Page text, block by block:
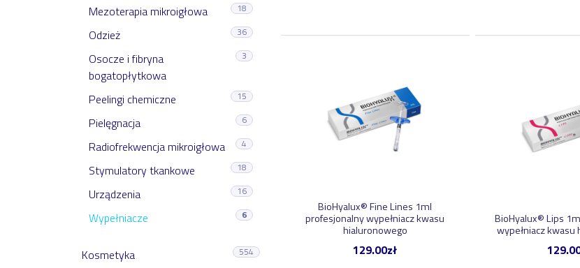
Mezoterapia mikroigłowa 18
Odzież 36
Osocze i fibryna
bogatopłytkowa
3
Peelingi chemiczne 15
Pielęgnacja 6
Radiofrekwencja mikroigłowa 4
Stymulatory tkankowe 18
Urządzenia 16
Wypełniacze 6
Kosmetyka 554
BioHyalux® Fine Lines 1ml
profesjonalny wypełniacz kwasu
hialuronowego
129.00zł
BioHyalux® Lips
wypełniacz